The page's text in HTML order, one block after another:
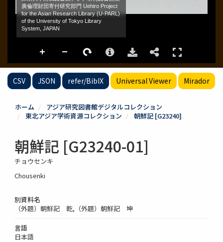
CSV JSON refer/BibIX Universal Viewer Mirador
ホーム
アジア研究図書館デジタルコレクション
東北アジア学術資源コレクション
朝鮮記 [G23240]
朝鮮記 [G23240-01]
チョウセンキ
Chousenki
別資料名
（外題）朝鮮記 乾,（外題）朝鮮記 坤
言語
日本語